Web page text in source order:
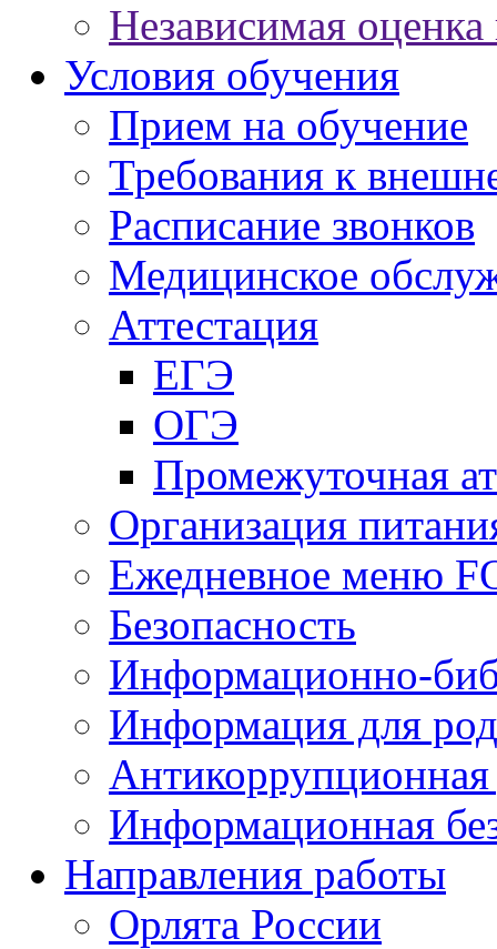
Независимая оценка
Условия обучения
Прием на обучение
Требования к
Расписание звонков
Медицинское
Аттестация
ЕГЭ
ОГЭ
Промежуточная
Организация
Ежедневное меню
Безопасность
Информационно-
Информация для
Антикоррупционная
Информационная
Направления работы
Орлята России